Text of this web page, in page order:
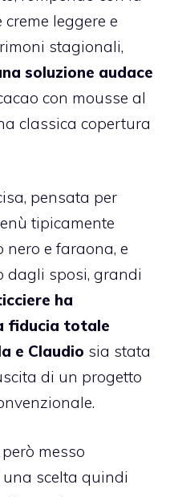
leggere e
stagionali,
soluzione audace
con mousse al
classica copertura
pensata per
tipicamente
e faraona, e
dagli sposi, grandi
ha
fiducia totale
e Claudio sia stata
di un progetto
messo
una scelta quindi